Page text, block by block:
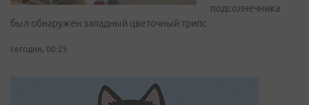
подсолнечника
был обнаружен западный цветочный трипс
сегодня, 00:25